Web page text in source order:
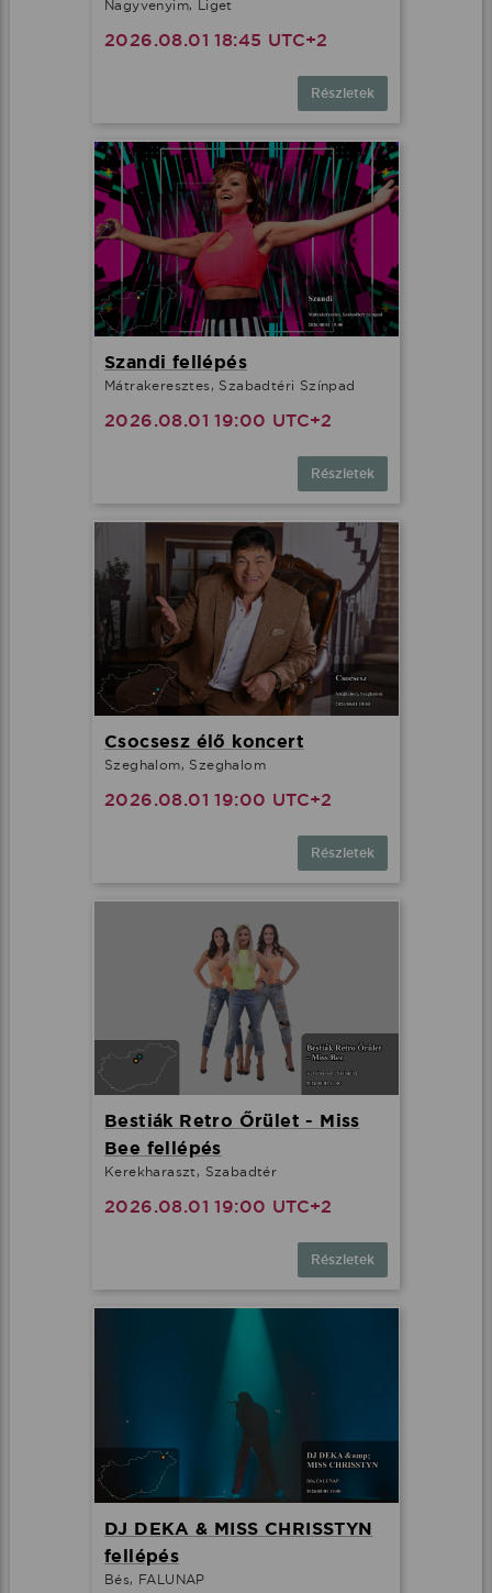
Nagyvenyim, Liget
2026.08.01 18:45 UTC+2
Részletek
Szandi fellépés
Mátrakeresztes, Szabadtéri Színpad
2026.08.01 19:00 UTC+2
Részletek
Csocsesz élő koncert
Szeghalom, Szeghalom
2026.08.01 19:00 UTC+2
Részletek
Bestiák Retro Őrület - Miss
Bee fellépés
Kerekharaszt, Szabadtér
2026.08.01 19:00 UTC+2
Részletek
DJ DEKA & MISS CHRISSTYN
fellépés
Bés, FALUNAP